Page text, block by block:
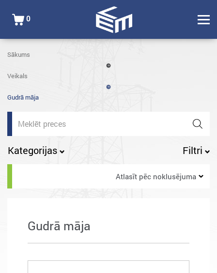
0
Sākums
Veikals
Gudrā māja
Products
search
Kategorijas Filtri
Atlasīt pēc noklusējuma
Gudrā māja